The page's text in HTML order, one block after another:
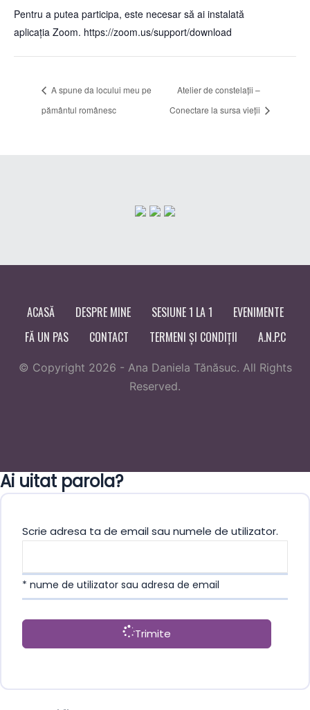
Pentru a putea participa, este necesar să ai instalată
aplicația Zoom. https://zoom.us/support/download
A spune da locului meu pe
pământul românesc
Atelier de constelații –
Conectare la sursa vieții
ACASĂ DESPRE MINE SESIUNE 1 LA 1
EVENIMENTE
FĂ UN PAS
CONTACT TERMENI ȘI CONDIȚII A.N.P.C
© Copyright 2026 - Ana Daniela Tănăsuc. All Rights
Reserved.
Ai uitat parola?
Scrie adresa ta de email sau numele de utilizator.
* nume de utilizator sau adresa de email
Trimite